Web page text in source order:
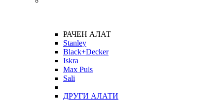
РАЧЕН АЛАТ
Stanley
Black+Decker
Iskra
Max Puls
Sali
ДРУГИ АЛАТИ